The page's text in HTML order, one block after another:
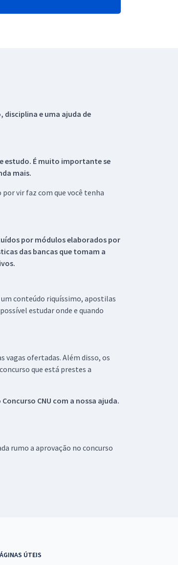
disciplina e uma ajuda de
estudo. É muito importante se
mais.
vir faz com que você tenha
por módulos elaborados por
das bancas que tomam a
um conteúdo riquíssimo, apostilas
estudar onde e quando
vagas ofertadas. Além disso, os
que está prestes a
Concurso CNU com a nossa ajuda.
rumo a aprovação no concurso
ÚTEIS